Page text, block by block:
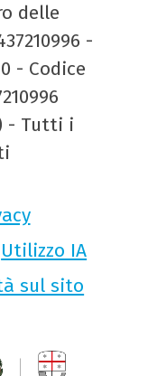
delle
-
- Codice
- Tutti i
Utilizzo IA
sul sito